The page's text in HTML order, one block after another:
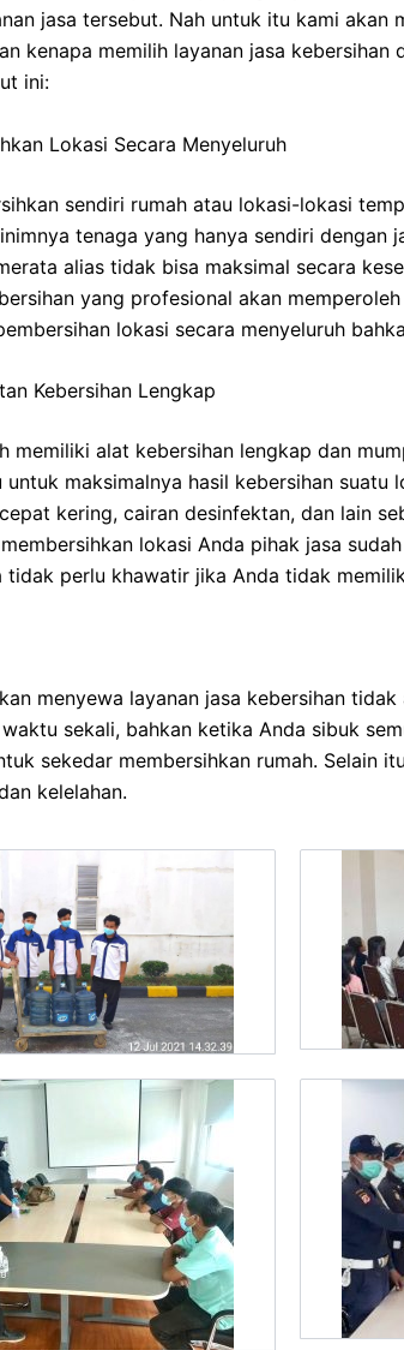
jasa tersebut. Nah untuk itu kami akan
kenapa memilih layanan jasa kebersihan
ini:
Lokasi Secara Menyeluruh
sendiri rumah atau lokasi-lokasi
tenaga yang hanya sendiri dengan
alias tidak bisa maksimal secara
yang profesional akan
lokasi secara menyeluruh
Kebersihan Lengkap
memiliki alat kebersihan lengkap dan
maksimalnya hasil kebersihan suatu
kering, cairan desinfektan, dan lain
lokasi Anda pihak jasa
tidak perlu khawatir jika Anda tidak
menyewa layanan jasa kebersihan
sekali, bahkan ketika Anda sibuk
sekedar membersihkan rumah. Selain
kelelahan.